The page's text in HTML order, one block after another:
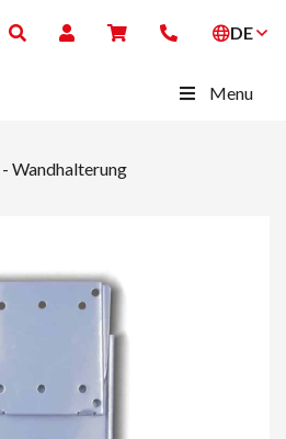
DE
Menu
- Wandhalterung